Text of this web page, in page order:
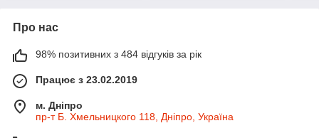
Про нас
98% позитивних з 484 відгуків за рік
Працює з 23.02.2019
м. Дніпро
пр-т Б. Хмельницкого 118, Дніпро, Україна